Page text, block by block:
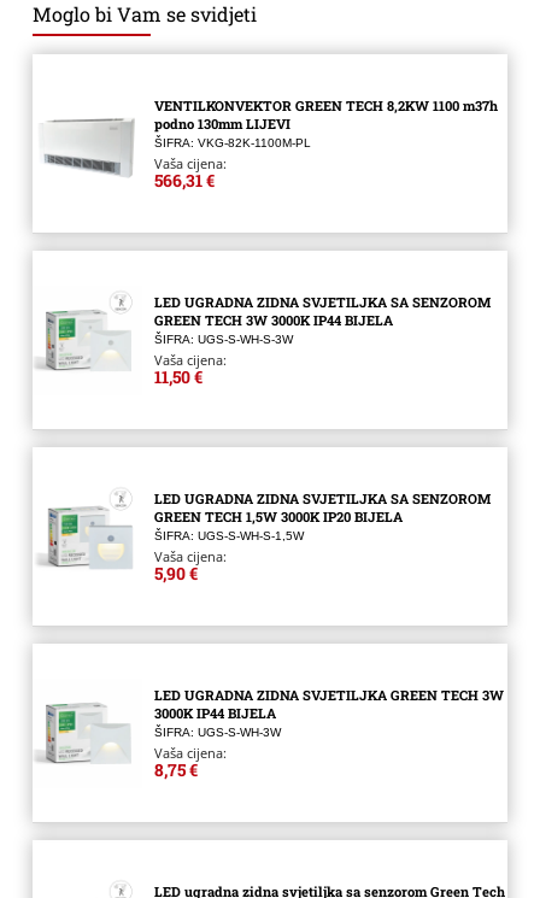
Moglo bi Vam se svidjeti
VENTILKONVEKTOR GREEN TECH 8,2KW 1100 m37h
podno 130mm LIJEVI
ŠIFRA: VKG-82K-1100M-PL
Vaša cijena:
566,31 €
LED UGRADNA ZIDNA SVJETILJKA SA SENZOROM
GREEN TECH 3W 3000K IP44 BIJELA
ŠIFRA: UGS-S-WH-S-3W
Vaša cijena:
11,50 €
LED UGRADNA ZIDNA SVJETILJKA SA SENZOROM
GREEN TECH 1,5W 3000K IP20 BIJELA
ŠIFRA: UGS-S-WH-S-1,5W
Vaša cijena:
5,90 €
LED UGRADNA ZIDNA SVJETILJKA GREEN TECH 3W
3000K IP44 BIJELA
ŠIFRA: UGS-S-WH-3W
Vaša cijena:
8,75 €
LED ugradna zidna svjetiljka sa senzorom Green Tech